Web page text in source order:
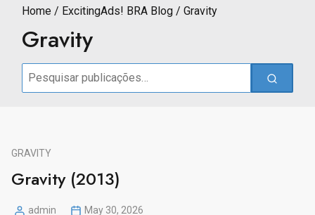
Home ExcitingAds! BRA Blog Gravity
Gravity
Search
GRAVITY
Gravity (2013)
admin May 30, 2026